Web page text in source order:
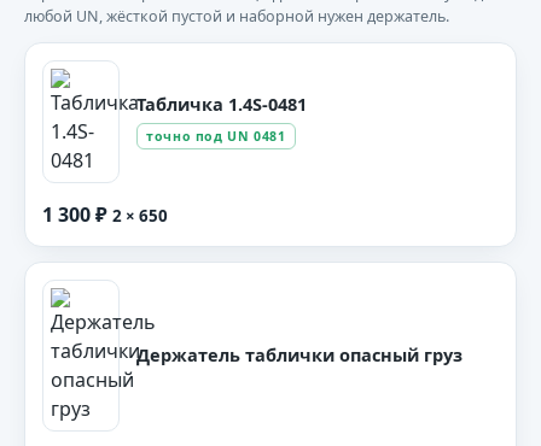
любой UN, жёсткой пустой и наборной нужен держатель.
Табличка 1.4S-0481
точно под UN 0481
1 300 ₽ 2 × 650
Держатель таблички опасный груз